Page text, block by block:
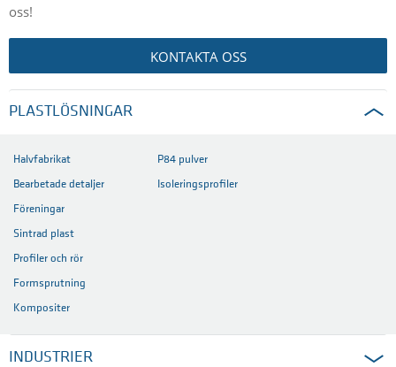
oss!
KONTAKTA OSS
PLASTLÖSNINGAR
Halvfabrikat
Bearbetade detaljer
Föreningar
Sintrad plast
Profiler och rör
Formsprutning
Kompositer
P84 pulver
Isoleringsprofiler
INDUSTRIER